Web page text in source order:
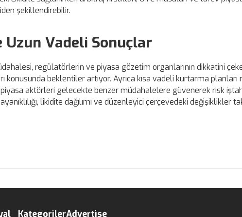
şekillendirebilir.
Uzun Vadeli Sonuçlar
regülatörlerin ve piyasa gözetim organlarının dikkatini
konusunda beklentiler artıyor. Ayrıca kısa vadeli kurtarma planları
aktörleri gelecekte benzer müdahalelere güvenerek risk
likidite dağılımı ve düzenleyici çerçevedeki değişiklikler
KategorilerAdvertise